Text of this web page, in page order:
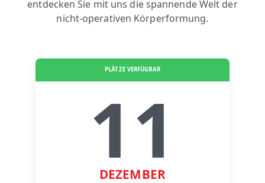
entdecken Sie mit uns die spannende Welt der
nicht-operativen Körperformung.
PLÄTZE VERFÜGBAR
11
DEZEMBER